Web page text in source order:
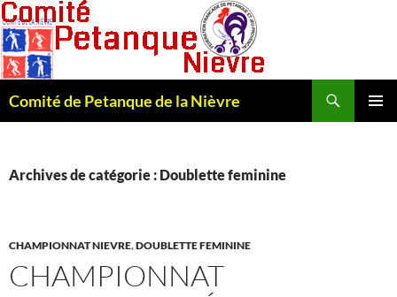
Comité de Petanque de la Nièvre
Archives de catégorie : Doublette feminine
CHAMPIONNAT NIEVRE,DOUBLETTE FEMININE
CHAMPIONNAT